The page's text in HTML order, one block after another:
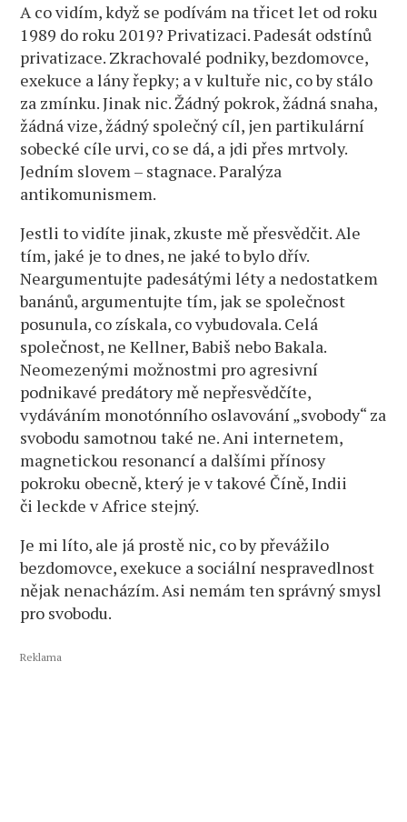
A co vidím, když se podívám na třicet let od roku
1989 do roku 2019? Privatizaci. Padesát odstínů
privatizace. Zkrachovalé podniky, bezdomovce,
exekuce a lány řepky; a v kultuře nic, co by stálo
za zmínku. Jinak nic. Žádný pokrok, žádná snaha,
žádná vize, žádný společný cíl, jen partikulární
sobecké cíle urvi, co se dá, a jdi přes mrtvoly.
Jedním slovem – stagnace. Paralýza
antikomunismem.
Jestli to vidíte jinak, zkuste mě přesvědčit. Ale
tím, jaké je to dnes, ne jaké to bylo dřív.
Neargumentujte padesátými léty a nedostatkem
banánů, argumentujte tím, jak se společnost
posunula, co získala, co vybudovala. Celá
společnost, ne Kellner, Babiš nebo Bakala.
Neomezenými možnostmi pro agresivní
podnikavé predátory mě nepřesvědčíte,
vydáváním monotónního oslavování „svobody“ za
svobodu samotnou také ne. Ani internetem,
magnetickou resonancí a dalšími přínosy
pokroku obecně, který je v takové Číně, Indii
či leckde v Africe stejný.
Je mi líto, ale já prostě nic, co by převážilo
bezdomovce, exekuce a sociální nespravedlnost
nějak nenacházím. Asi nemám ten správný smysl
pro svobodu.
Reklama